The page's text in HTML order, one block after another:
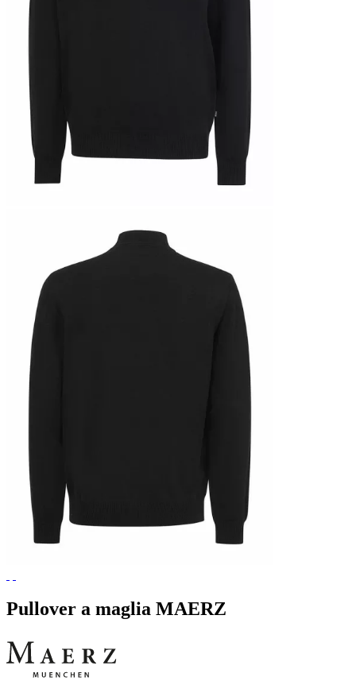
Pullover a maglia MAERZ